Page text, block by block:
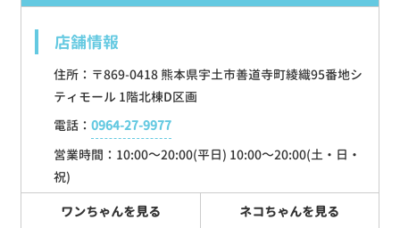
店舗情報
住所：〒869-0418 熊本県宇土市善道寺町綾織95番地シ
ティモール 1階北棟D区画
電話：0964-27-9977
営業時間：10:00～20:00(平日) 10:00～20:00(土・日・
祝)
ワンちゃんを見る ネコちゃんを見る